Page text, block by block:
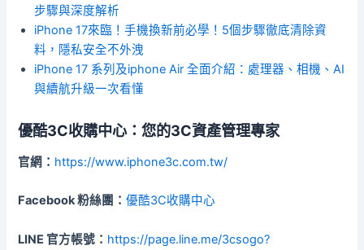
步驟與深度解析
iPhone 17來臨！手機換新前必學！5個步驟徹底清除資
料，隱私安全不外洩
iPhone 17 系列及iphone Air 全面介紹：處理器、相機、AI
與續航升級一次看懂
優酷3C收購中心：您的3C資產管理專家
官網： https://www.iphone3c.com.tw/
Facebook 粉絲團：優酷3C收購中心
LINE 官方帳號： https://page.line.me/3csogo?